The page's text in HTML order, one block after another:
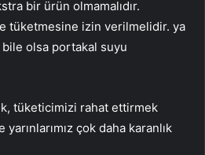
bir ürün olmamalıdır.
tüketmesine izin verilmelidir. ya
olsa portakal suyu
tüketicimizi rahat ettirmek
çok daha karanlık